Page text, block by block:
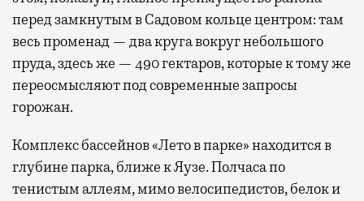
перед замкнутым в Садовом кольце центром: там
весь променад — два круга вокруг небольшого
пруда, здесь же — 490 гектаров, которые к тому же
переосмысляют под современные запросы
горожан.
Комплекс бассейнов «Лето в парке» находится в
глубине парка, ближе к Яузе. Полчаса по
тенистым аллеям, мимо велосипедистов, белок и